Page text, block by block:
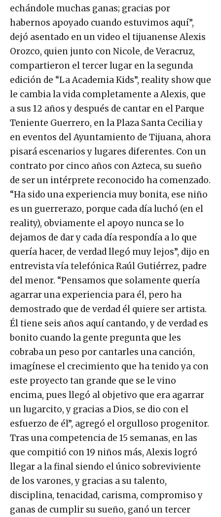
echándole muchas ganas; gracias por
habernos apoyado cuando estuvimos aquí”,
dejó asentado en un video el tijuanense Alexis
Orozco, quien junto con Nicole, de Veracruz,
compartieron el tercer lugar en la segunda
edición de “La Academia Kids”, reality show que
le cambia la vida completamente a Alexis, que
a sus 12 años y después de cantar en el Parque
Teniente Guerrero, en la Plaza Santa Cecilia y
en eventos del Ayuntamiento de Tijuana, ahora
pisará escenarios y lugares diferentes. Con un
contrato por cinco años con Azteca, su sueño
de ser un intérprete reconocido ha comenzado.
“Ha sido una experiencia muy bonita, ese niño
es un guerrerazo, porque cada día luchó (en el
reality), obviamente el apoyo nunca se lo
dejamos de dar y cada día respondía a lo que
quería hacer, de verdad llegó muy lejos”, dijo en
entrevista vía telefónica Raúl Gutiérrez, padre
del menor. “Pensamos que solamente quería
agarrar una experiencia para él, pero ha
demostrado que de verdad él quiere ser artista.
Él tiene seis años aquí cantando, y de verdad es
bonito cuando la gente pregunta que les
cobraba un peso por cantarles una canción,
imagínese el crecimiento que ha tenido ya con
este proyecto tan grande que se le vino
encima, pues llegó al objetivo que era agarrar
un lugarcito, y gracias a Dios, se dio con el
esfuerzo de él”, agregó el orgulloso progenitor.
Tras una competencia de 15 semanas, en las
que compitió con 19 niños más, Alexis logró
llegar a la final siendo el único sobreviviente
de los varones, y gracias a su talento,
disciplina, tenacidad, carisma, compromiso y
ganas de cumplir su sueño, ganó un tercer